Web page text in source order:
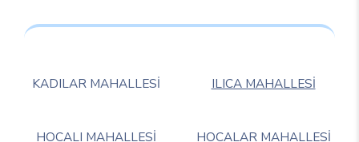
KADILAR MAHALLESİ ILICA MAHALLESİ
HOCALI MAHALLESİ HOCALAR MAHALLESİ